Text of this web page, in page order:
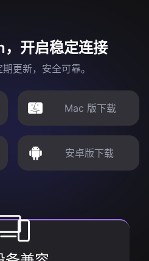
开启稳定连接
更新，安全可靠。
Mac 版下载
安卓版下载